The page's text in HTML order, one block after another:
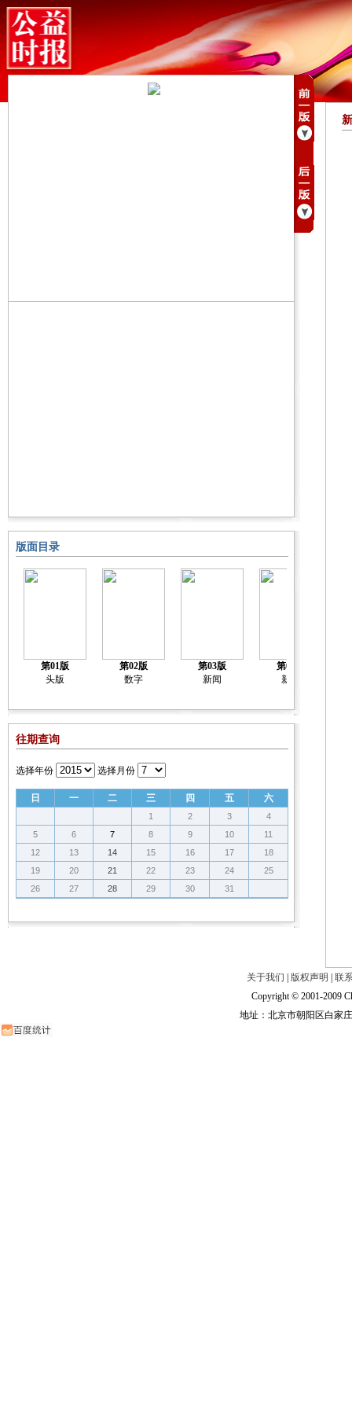
版面目录
第01版
头版
第02版
数字
第03版
新闻
第04版
新闻
往期查询
选择年份 选择月份
日 一 二 三 四 五 六
1 2 3
4
5
6 7 8 9 10
11
12
13 14 15 16 17
18
19
20 21 22 23 24
25
26
27 28 29 30 31
关于我们 版权声明
联
Copyright © 2001-2009
地址：北京市朝阳区白家